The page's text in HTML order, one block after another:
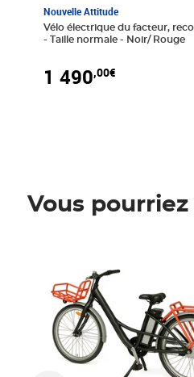
Nouvelle Attitude
Vélo électrique du facteur,
- Taille normale - Noir/ Rouge
1 490,00€
Vous